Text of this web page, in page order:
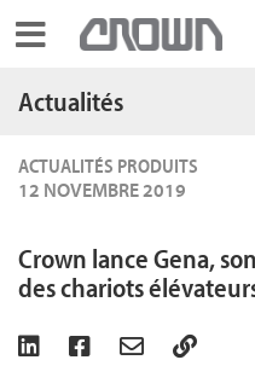
Toggle navigation
Actualités
ACTUALITÉS PRODUITS
12 NOVEMBRE 2019
Crown lance Gena,
des chariots